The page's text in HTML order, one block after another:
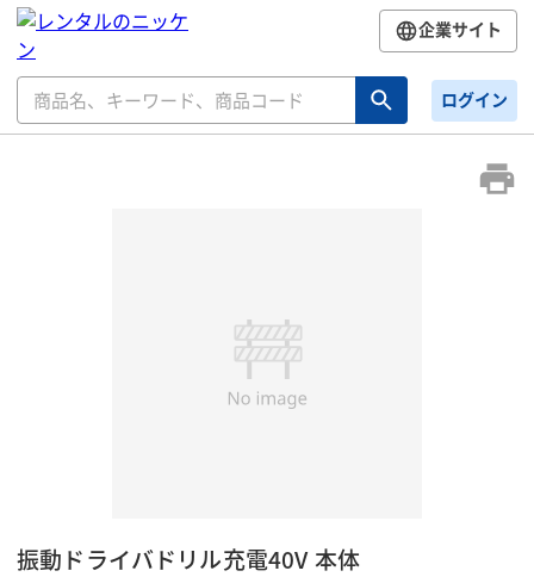
企業サイト
ログイン
振動ドライバドリル充電40V 本体